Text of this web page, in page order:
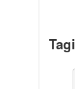
Tagi